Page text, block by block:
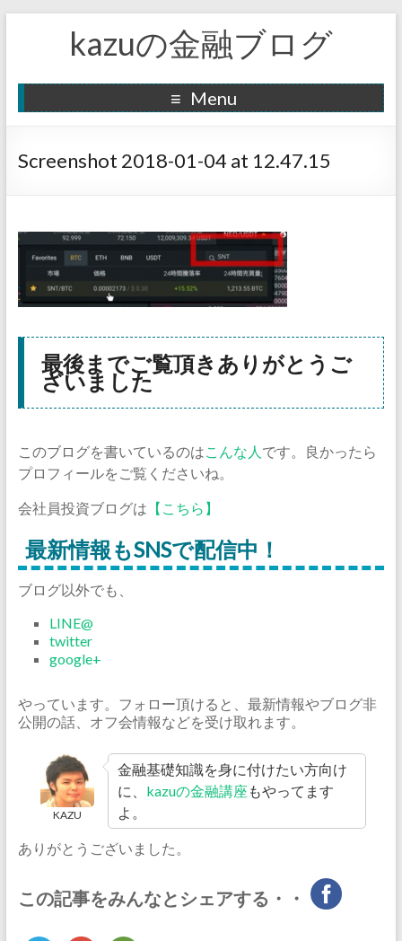
kazuの金融ブログ
Menu
Screenshot 2018-01-04 at 12.47.15
最後までご覧頂きありがとうご
ざいました
このブログを書いているのはこんな人 です。良かったら
プロフィールをご覧くださいね。
会社員投資ブログは 【こちら】
最新情報もSNSで配信中！
ブログ以外でも、
LINE@
twitter
google+
やっています。フォロー頂けると、最新情報やブログ非
公開の話、オフ会情報などを受け取れます。
KAZU
金融基礎知識を身に付けたい方向け
に、 kazuの金融講座 もやってます
よ。
ありがとうございました。
この記事をみんなとシェアする・・